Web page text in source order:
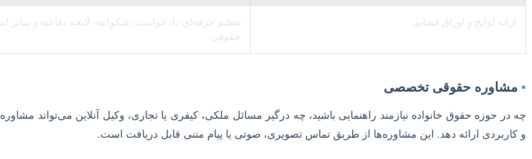
ارائه لوایح و اوراق قضایی
تنظیم حرفه‌ای دادخواست، شکوائیه، لایحه دفاعیه و سایر
حقوقی
▪ مشاوره حقوقی تخصصی
چه در حوزه حقوق خانواده نیازمند راهنمایی باشید، چه درگیر مسائل ملکی، کیفری یا تجاری، وکیل آنلاین می‌تواند
و کاربردی ارائه دهد. این مشاوره‌ها از طریق تماس تصویری، صوتی یا پیام متنی قابل دریافت است.